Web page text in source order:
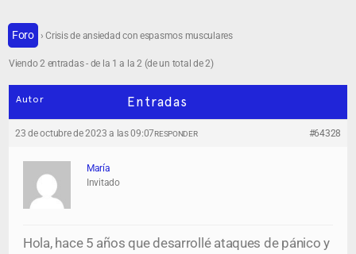
Foro › Crisis de ansiedad con espasmos musculares
Viendo 2 entradas - de la 1 a la 2 (de un total de 2)
Autor Entradas
23 de octubre de 2023 a las 09:07 #64328
RESPONDER
María
Invitado
Hola, hace 5 años que desarrollé ataques de pánico y